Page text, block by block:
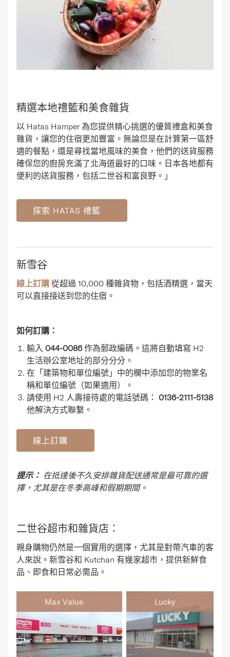
精選本地禮籃和美食雜貨
以 Hatas Hamper 為您提供精心挑選的優質禮盒和美食
雜貨，讓您的住宿更加豐富。無論您是在計算第一區舒
適的餐點，還是尋找當地風味的美食，他們的送貨服務
確保您的廚房充滿了北海道最好的口味。日本各地都有
便利的送貨服務，包括二世谷和富良野。」
探索 HATAS 禮籃
新雪谷
線上訂購 從超過 10,000 種雜貨物，包括酒精選，當天
可以直接接送到您的住宿。
如何訂購：
輸入 044-0086 作為郵政編碼。這將自動填寫 H2
生活辦公室地址的部分分分。
在「建築物和單位編號」中的欄中添加您的物業名
稱和單位編號（如果適用）。
請使用 H2 人壽接待處的電話號碼： 0136-2111-5138
他解決方式聯繫。
線上訂購
提示： 在抵達後不久安排雜貨配送通常是最可靠的選
擇，尤其是在冬季高峰和假期期間。
二世谷超市和雜貨店：
親身購物仍然是一個實用的選擇，尤其是對帶汽車的客
人來說。新雪谷和 Kutchan 有幾家超市，提供新鮮食
品、即食和日常必需品。
Max Value Lucky